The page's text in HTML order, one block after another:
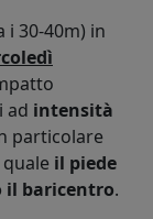
i 30-40m) in
ad intensità
particolare
il piede
il baricentro.